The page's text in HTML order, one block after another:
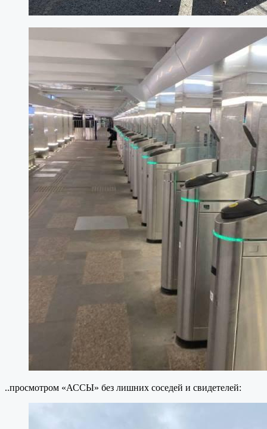
..просмотром «АССЫ» без лишних соседей и свидетелей: